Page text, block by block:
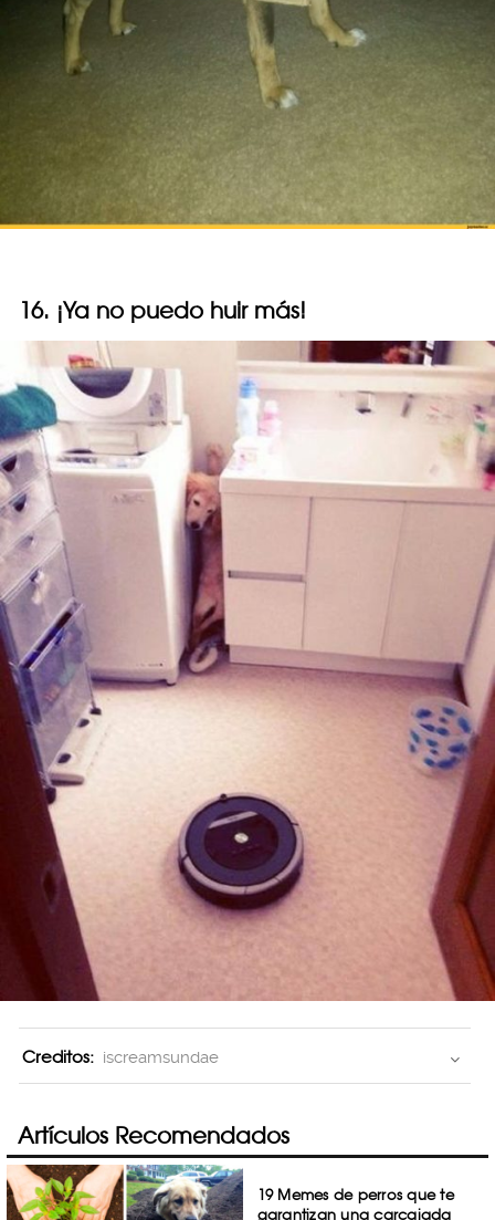
16. ¡Ya no puedo huir más!
Creditos: iscreamsundae
Artículos Recomendados
19 Memes de perros que te
garantizan una carcajada